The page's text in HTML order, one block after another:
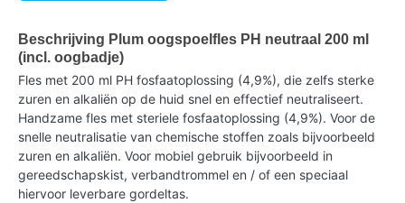
Beschrijving Plum oogspoelfles PH neutraal 200 ml
(incl. oogbadje)
Fles met 200 ml PH fosfaatoplossing (4,9%), die zelfs sterke
zuren en alkaliën op de huid snel en effectief neutraliseert.
Handzame fles met steriele fosfaatoplossing (4,9%). Voor de
snelle neutralisatie van chemische stoffen zoals bijvoorbeeld
zuren en alkaliën. Voor mobiel gebruik bijvoorbeeld in
gereedschapskist, verbandtrommel en / of een speciaal
hiervoor leverbare gordeltas.